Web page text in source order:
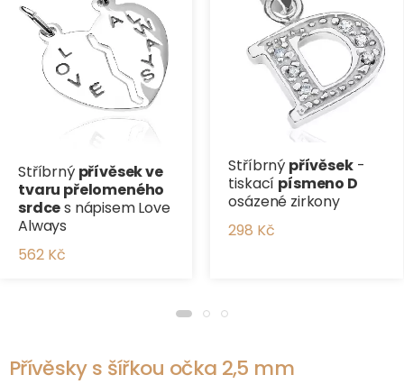
Stříbrný přívěsek ve
tvaru přelomeného
srdces nápisem Love
Always
562 Kč
Stříbrný přívěsek-
tiskací písmeno D
osázené zirkony
298 Kč
Přívěsky s šířkou očka 2,5 mm